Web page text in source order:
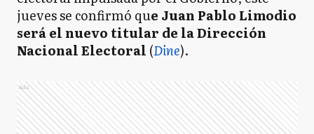
jueves se confirmó que Juan Pablo Limodio
será el nuevo titular de la Dirección
Nacional Electoral (Dine).
Ads